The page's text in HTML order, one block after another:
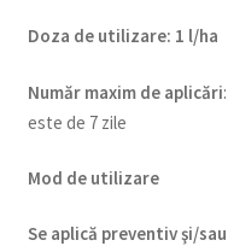
Doza de utilizare: 1 l/ha
Număr maxim de aplicări
este de 7 zile
Mod de utilizare
Se aplică preventiv şi/